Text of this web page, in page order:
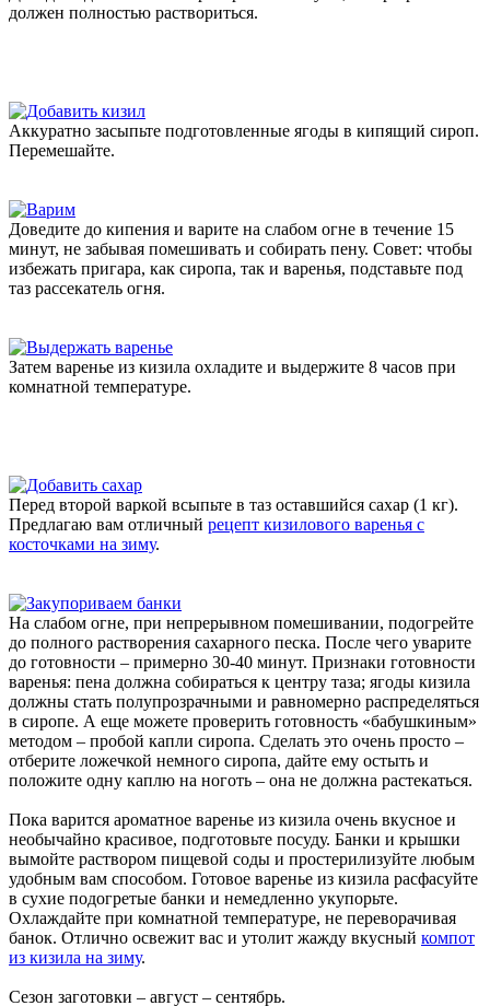
должен полностью раствориться.
Аккуратно засыпьте подготовленные ягоды в кипящий сироп.
Перемешайте.
Доведите до кипения и варите на слабом огне в течение 15
минут, не забывая помешивать и собирать пену. Совет: чтобы
избежать пригара, как сиропа, так и варенья, подставьте под
таз рассекатель огня.
Затем варенье из кизила охладите и выдержите 8 часов при
комнатной температуре.
Перед второй варкой всыпьте в таз оставшийся сахар (1 кг).
Предлагаю вам отличный рецепт кизилового варенья с
косточками на зиму.
На слабом огне, при непрерывном помешивании, подогрейте
до полного растворения сахарного песка. После чего уварите
до готовности – примерно 30-40 минут. Признаки готовности
варенья: пена должна собираться к центру таза; ягоды кизила
должны стать полупрозрачными и равномерно распределяться
в сиропе. А еще можете проверить готовность «бабушкиным»
методом – пробой капли сиропа. Сделать это очень просто –
отберите ложечкой немного сиропа, дайте ему остыть и
положите одну каплю на ноготь – она не должна растекаться.
Пока варится ароматное варенье из кизила очень вкусное и
необычайно красивое, подготовьте посуду. Банки и крышки
вымойте раствором пищевой соды и простерилизуйте любым
удобным вам способом. Готовое варенье из кизила расфасуйте
в сухие подогретые банки и немедленно укупорьте.
Охлаждайте при комнатной температуре, не переворачивая
банок. Отлично освежит вас и утолит жажду вкусный компот
из кизила на зиму.
Сезон заготовки – август – сентябрь.